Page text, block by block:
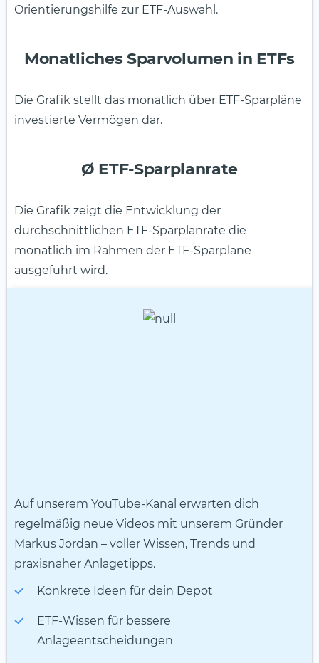
Orientierungshilfe zur ETF-Auswahl.
Monatliches Sparvolumen in ETFs
Die Grafik stellt das monatlich über ETF-Sparpläne
investierte Vermögen dar.
Ø ETF-Sparplanrate
Die Grafik zeigt die Entwicklung der
durchschnittlichen ETF-Sparplanrate die
monatlich im Rahmen der ETF-Sparpläne
ausgeführt wird.
Auf unserem YouTube-Kanal erwarten dich
regelmäßig neue Videos mit unserem Gründer
Markus Jordan – voller Wissen, Trends und
praxisnaher Anlagetipps.
Konkrete Ideen für dein Depot
ETF-Wissen für bessere
Anlageentscheidungen